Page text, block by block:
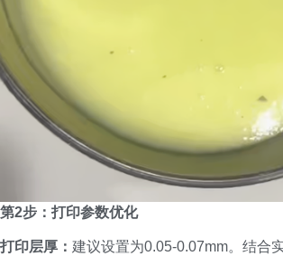
第2步：打印参数优化
打印层厚： 建议设置为0.05-0.07mm。结合